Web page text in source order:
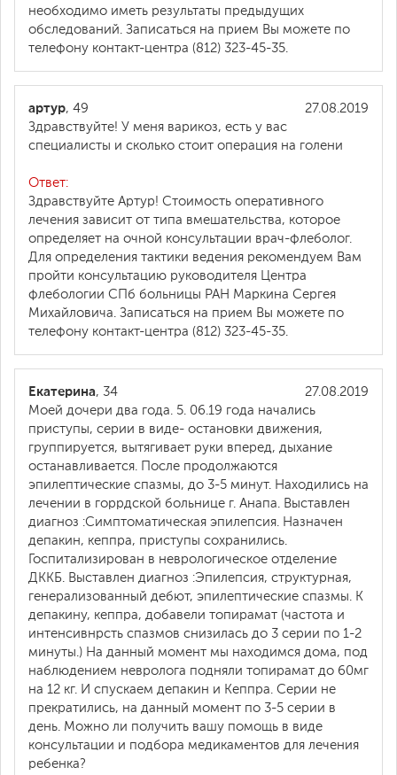
необходимо иметь результаты предыдущих
обследований. Записаться на прием Вы можете по
телефону контакт-центра (812) 323-45-35.
27.08.2019
артур, 49
Здравствуйте! У меня варикоз, есть у вас
специалисты и сколько стоит операция на голени
Ответ:
Здравствуйте Артур! Стоимость оперативного
лечения зависит от типа вмешательства, которое
определяет на очной консультации врач-флеболог.
Для определения тактики ведения рекомендуем Вам
пройти консультацию руководителя Центра
флебологии СПб больницы РАН Маркина Сергея
Михайловича. Записаться на прием Вы можете по
телефону контакт-центра (812) 323-45-35.
27.08.2019
Екатерина, 34
Моей дочери два года. 5. 06.19 года начались
приступы, серии в виде- остановки движения,
группируется, вытягивает руки вперед, дыхание
останавливается. После продолжаются
эпилептические спазмы, до 3-5 минут. Находились на
лечении в горрдской больнице г. Анапа. Выставлен
диагноз :Симптоматическая эпилепсия. Назначен
депакин, кеппра, приступы сохранились.
Госпитализирован в неврологическое отделение
ДККБ. Выставлен диагноз :Эпилепсия, структурная,
генерализованный дебют, эпилептические спазмы. К
депакину, кеппра, добавели топирамат (частота и
интенсивнрсть спазмов снизилась до 3 серии по 1-2
минуты.) На данный момент мы находимся дома, под
наблюдением невролога подняли топирамат до 60мг
на 12 кг. И спускаем депакин и Кеппра. Серии не
прекратились, на данный момент по 3-5 серии в
день. Можно ли получить вашу помощь в виде
консультации и подбора медикаментов для лечения
ребенка?